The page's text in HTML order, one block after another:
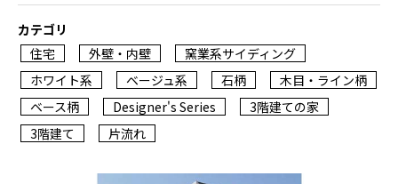
カテゴリ
住宅
外壁・内壁
窯業系サイディング
ホワイト系
ベージュ系 石柄
木目・ライン柄
ベース柄
Designer's Series
3階建ての家
3階建て
片流れ